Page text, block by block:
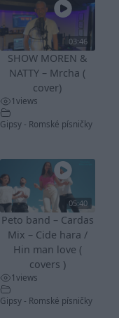
03:46
SHOW MOREN &
NATTY – Mrcha (
cover)
1views
Gipsy - Romské písničky
05:40
Peto band – Cardas
Mix – Cide hara /
Hin man love (
covers )
1views
Gipsy - Romské písničky